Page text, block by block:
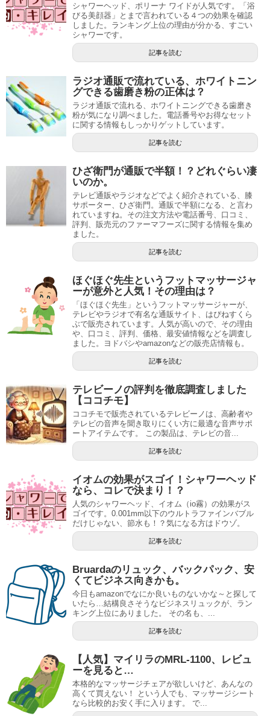
シャワーヘッド、ポリーナ ワイドが人気です。「浴
びる美顔器」とまで言われている４つの効果を確認
しました。ランキング上位の理由が分かる、すごい
シャワーです。
記事を読む
ラジオ通販で流れている、ホワイトニン
グできる歯磨き粉の正体は？
ラジオ通販で流れる、ホワイトニングできる歯磨き
粉が気になり調べました。電話番号やお得なセット
に関する情報もしっかりゲットしています。
記事を読む
ひざ衛門が通販で半額！？どれぐらい凄
いのか。
テレビ通販やラジオなどでよく紹介されている、膝
サポーター、ひざ衛門。通販で半額になる、と言わ
れていますね。その注文方法や電話番号、口コミ、
評判、販売元のファーマフーズに関する情報を集め
ました。
記事を読む
ほぐほぐ先生というフットマッサージャ
ーが意外と人気！その理由は？
「ほぐほぐ先生」というフットマッサージャーが、
テレビやラジオで有名な通販サイト、はぴねすくら
ぶで販売されています。人気が高いので、その理由
や、口コミ、評判、価格、最安値情報などを調査し
ました。ヨドバシやamazonなどの販売店情報も。
記事を読む
テレビーノの評判を徹底調査しました
【ココチモ】
ココチモで販売されているテレビーノは、高齢者や
テレビの音声を聞き取りにくい方に最適な音声サポ
ートアイテムです。 この製品は、テレビの音...
記事を読む
イオムの効果がスゴイ！シャワーヘッド
なら、コレで決まり！？
人気のシャワーヘッド、イオム（io霧）の効果がス
ゴイです。0.001mm以下のウルトラファインバブル
だけじゃない、節水も！？気になる方はドウゾ。
記事を読む
Bruardaのリュック、バックパック、安
くてビジネス向きかも。
今日もamazonでなにか良いものないかな～と探して
いたら…結構良さそうなビジネスリュックが、ラン
キング上位にありました。 その名も、...
記事を読む
【人気】マイリラのMRL-1100、レビュ
ーを見ると…
本格的なマッサージチェアが欲しいけど、あんなの
高くて買えない！ という人でも、マッサージシート
なら比較的お安く手に入ります。 で...